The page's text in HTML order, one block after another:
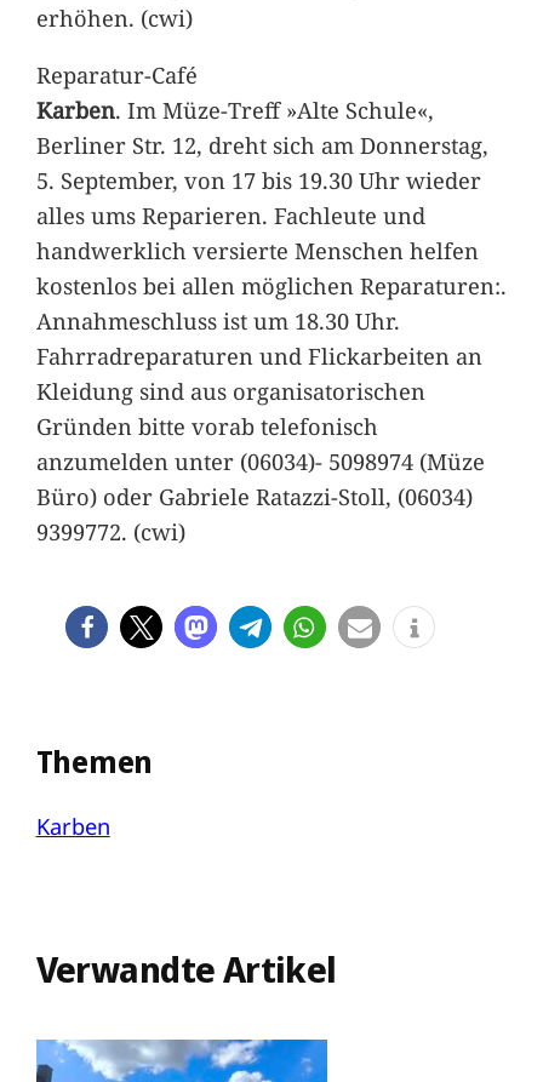
erhöhen. (cwi)
Reparatur-Café
Karben. Im Müze-Treff »Alte Schule«,
Berliner Str. 12, dreht sich am Donnerstag,
5. September, von 17 bis 19.30 Uhr wieder
alles ums Reparieren. Fachleute und
handwerklich versierte Menschen helfen
kostenlos bei allen möglichen Reparaturen:.
Annahmeschluss ist um 18.30 Uhr.
Fahrradreparaturen und Flickarbeiten an
Kleidung sind aus organisatorischen
Gründen bitte vorab telefonisch
anzumelden unter (06034)- 5098974 (Müze
Büro) oder Gabriele Ratazzi-Stoll, (06034)
9399772. (cwi)
Themen
Karben
Verwandte Artikel